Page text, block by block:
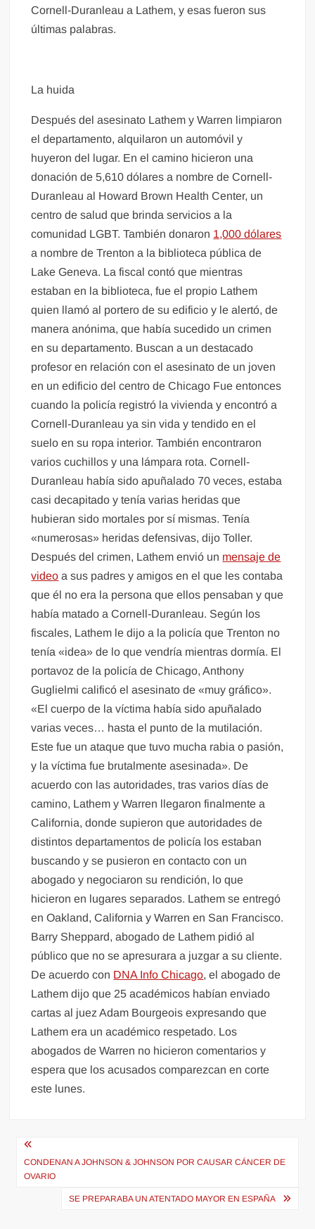
Cornell-Duranleau a Lathem, y esas fueron sus
últimas palabras.
La huida
Después del asesinato Lathem y Warren limpiaron
el departamento, alquilaron un automóvil y
huyeron del lugar. En el camino hicieron una
donación de 5,610 dólares a nombre de Cornell-
Duranleau al Howard Brown Health Center, un
centro de salud que brinda servicios a la
comunidad LGBT. También donaron 1,000 dólares
a nombre de Trenton a la biblioteca pública de
Lake Geneva. La fiscal contó que mientras
estaban en la biblioteca, fue el propio Lathem
quien llamó al portero de su edificio y le alertó, de
manera anónima, que había sucedido un crimen
en su departamento. Buscan a un destacado
profesor en relación con el asesinato de un joven
en un edificio del centro de Chicago Fue entonces
cuando la policía registró la vivienda y encontró a
Cornell-Duranleau ya sin vida y tendido en el
suelo en su ropa interior. También encontraron
varios cuchillos y una lámpara rota. Cornell-
Duranleau había sido apuñalado 70 veces, estaba
casi decapitado y tenía varias heridas que
hubieran sido mortales por sí mismas. Tenía
«numerosas» heridas defensivas, dijo Toller.
Después del crimen, Lathem envió un mensaje de
video a sus padres y amigos en el que les contaba
que él no era la persona que ellos pensaban y que
había matado a Cornell-Duranleau. Según los
fiscales, Lathem le dijo a la policía que Trenton no
tenía «idea» de lo que vendría mientras dormía. El
portavoz de la policía de Chicago, Anthony
Guglielmi calificó el asesinato de «muy gráfico».
«El cuerpo de la víctima había sido apuñalado
varias veces… hasta el punto de la mutilación.
Este fue un ataque que tuvo mucha rabia o pasión,
y la víctima fue brutalmente asesinada». De
acuerdo con las autoridades, tras varios días de
camino, Lathem y Warren llegaron finalmente a
California, donde supieron que autoridades de
distintos departamentos de policía los estaban
buscando y se pusieron en contacto con un
abogado y negociaron su rendición, lo que
hicieron en lugares separados. Lathem se entregó
en Oakland, California y Warren en San Francisco.
Barry Sheppard, abogado de Lathem pidió al
público que no se apresurara a juzgar a su cliente.
De acuerdo con DNA Info Chicago, el abogado de
Lathem dijo que 25 académicos habían enviado
cartas al juez Adam Bourgeois expresando que
Lathem era un académico respetado. Los
abogados de Warren no hicieron comentarios y
espera que los acusados comparezcan en corte
este lunes.
Navegación
de
entradas
CONDENAN A JOHNSON & JOHNSON POR CAUSAR CÁNCER DE
OVARIO
SE PREPARABA UN ATENTADO MAYOR EN ESPAÑA